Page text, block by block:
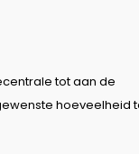
tot aan de
hoeveelheid